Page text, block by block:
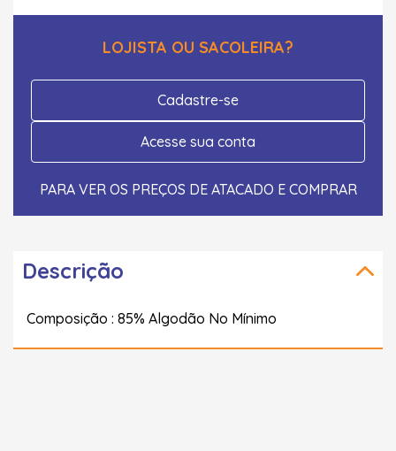
LOJISTA OU SACOLEIRA?
Cadastre-se
Acesse sua conta
PARA VER OS PREÇOS DE ATACADO E COMPRAR
Descrição
Composição : 85% Algodão No Mínimo